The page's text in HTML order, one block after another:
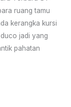
ruang tamu
kerangka kursi
jadi yang
pahatan